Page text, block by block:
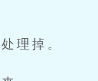
理掉。